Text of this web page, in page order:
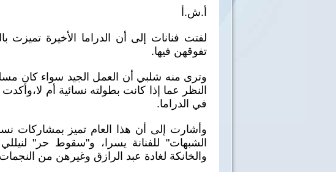
أ.ش.أ
لفتت فنانات إلى أن الدراما الأخيرة تميزت
تفوقهن فيها.
وترى منه شلبي أن العمل الجيد سواء كان
النظر عما إذا كانت بطولته نسائية أم
في الدراما.
وأشارت إلى أن هذا العام تميز
الشبهات" للفنانة يسرا، و"سقوط حر"
والخانكة لغادة عبد الرازق وغيرهن من